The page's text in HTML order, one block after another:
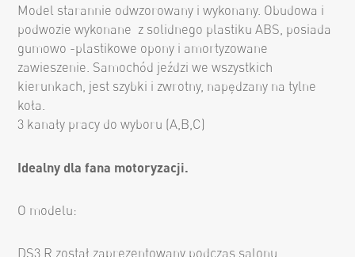
Model starannie odwzorowany i wykonany. Obudowa i
podwozie wykonane z solidnego plastiku ABS, posiada
gumowo -plastikowe opony i amortyzowane
zawieszenie. Samochód jeździ we wszystkich
kierunkach, jest szybki i zwrotny, napędzany na tylne
koła.
3 kanały pracy do wyboru (A,B,C)
Idealny dla fana motoryzacji.
O modelu:
DS3 R został zaprezentowany podczas salonu